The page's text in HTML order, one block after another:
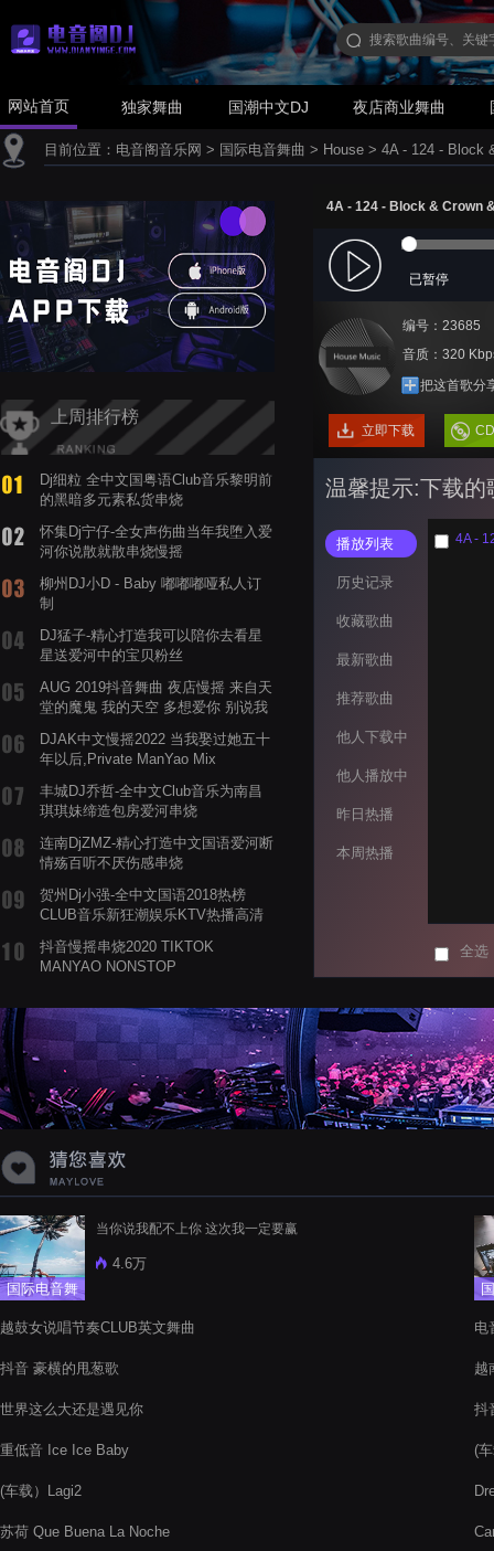
网站首页 独家舞曲 国潮中文DJ 夜店商业舞曲
目前位置： 电音阁音乐网 > 国际电音舞曲 > House > 4A - 124 - Block
上周排行榜
Dj细粒 全中文国粤语Club音乐黎明前
的黑暗多元素私货串烧
怀集Dj宁仔-全女声伤曲当年我堕入爱
河你说散就散串烧慢摇
柳州DJ小D - Baby 嘟嘟嘟哑私人订
制
DJ猛子-精心打造我可以陪你去看星
星送爱河中的宝贝粉丝
AUG 2019抖音舞曲 夜店慢摇 来自天
堂的魔鬼 我的天空 多想爱你 别说我
DJAK中文慢摇2022 当我娶过她五十
年以后,Private ManYao Mix
丰城DJ乔哲-全中文Club音乐为南昌
琪琪妹缔造包房爱河串烧
连南DjZMZ-精心打造中文国语爱河断
情殇百听不厌伤感串烧
贺州Dj小强-全中文国语2018热榜
CLUB音乐新狂潮娱乐KTV热播高清
抖音慢摇串烧2020 TIKTOK
MANYAO NONSTOP
蝉爸爸妈妈爱存在夏天的风是想你的
声音啊
4A - 124 - Block & Crown
已暂停
编号：23685
音质：320
把这首歌分
立即下载
温馨提示:下载的
播放列表
历史记录
收藏歌曲
最新歌曲
推荐歌曲
他人下载中
他人播放中
昨日热播
本周热播
全选
国际电音舞
当你说我配不上你 这次我一定要赢
4.6万
越鼓女说唱节奏CLUB英文舞曲
抖音 豪横的甩葱歌
世界这么大还是遇见你
重低音 Ice Ice Baby
(车载）Lagi2
苏荷 Que Buena La Noche
电
越
抖
(